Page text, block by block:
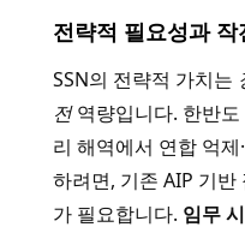
전략적 필요성과 작
SSN의 전략적 가치는
전역량입니다. 한반도
리 해역에서 연합 억제
하려면, 기존 AIP 기반
가 필요합니다. 임무